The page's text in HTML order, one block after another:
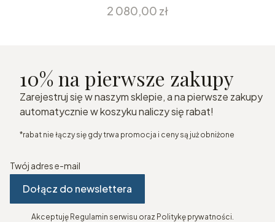
Cena
2 080,00 zł
10% na pierwsze zakupy
Zarejestruj się w naszym sklepie, a na pierwsze zakupy
automatycznie w koszyku naliczy się rabat!
*rabat nie łączy się gdy trwa promocja i ceny są już obniżone
Twój adres e-mail
Dołącz do newslettera
Akceptuję Regulamin serwisu oraz Politykę prywatności.